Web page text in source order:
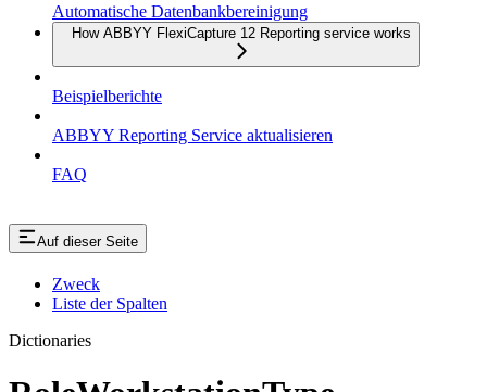
Automatische Datenbankbereinigung
How ABBYY FlexiCapture 12 Reporting service works
Beispielberichte
ABBYY Reporting Service aktualisieren
FAQ
Auf dieser Seite
Zweck
Liste der Spalten
Dictionaries